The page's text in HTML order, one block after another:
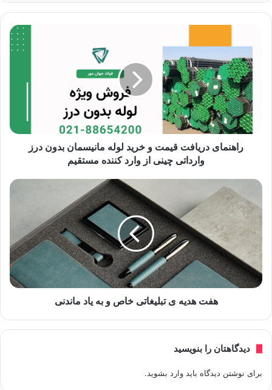
راهنمای دریافت قیمت و خرید لوله مانیسمان بدون درز
وارداتی چینی از وارد کننده مستقیم
هفت هدیه ی تبلیغاتی خاص و به یاد ماندنی
دیدگاهتان را بنویسید
برای نوشتن دیدگاه باید وارد بشوید.